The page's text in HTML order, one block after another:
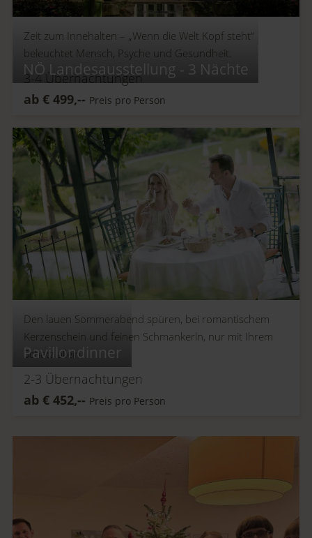
NÖ Landesausstellung - 3 Nächte
Zeit zum Innehalten – „Wenn die Welt Kopf steht“
beleuchtet Mensch, Psyche und Gesundheit.
3-4Übernachtungen
ab € 499,-- Preis pro Person
Pavillondinner
Den lauen Sommerabend spüren, bei romantischem
Kerzenschein und feinen Schmankerln, nur mit Ihrem
Schatz allein.
2-3 Übernachtungen
ab € 452,-- Preis pro Person